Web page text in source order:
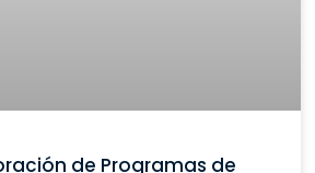
de Programas de